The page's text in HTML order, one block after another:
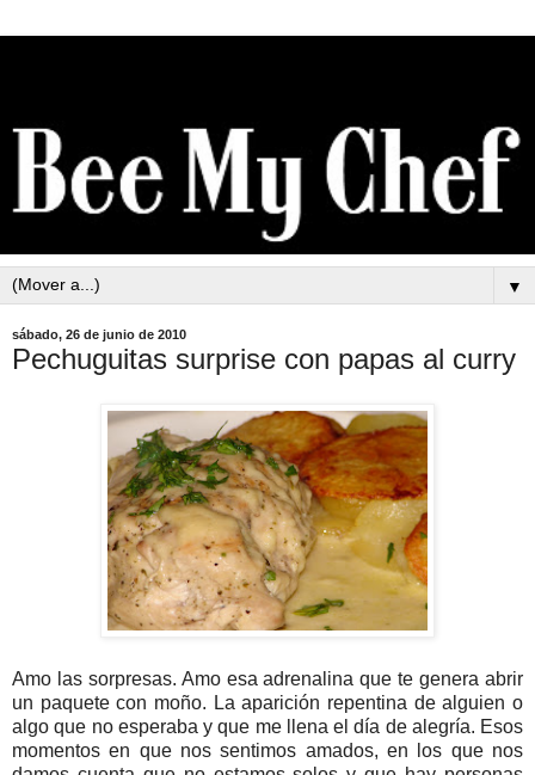
▼
sábado, 26 de junio de 2010
Pechuguitas surprise con papas al curry
Amo las sorpresas. Amo esa adrenalina que te genera abrir
un paquete con moño. La aparición repentina de alguien o
algo que no esperaba y que me llena el día de alegría. Esos
momentos en que nos sentimos amados, en los que nos